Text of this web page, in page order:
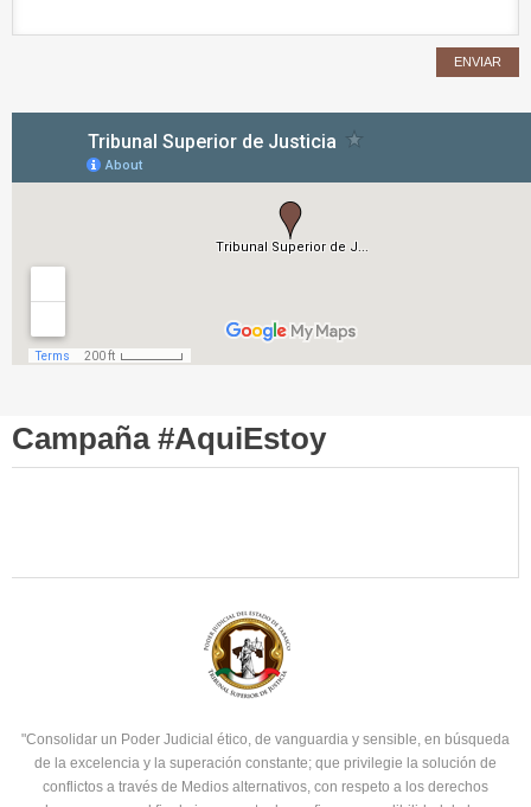
ENVIAR
Campaña #AquiEstoy
"Consolidar un Poder Judicial ético, de vanguardia y sensible, en búsqueda
de la excelencia y la superación constante; que privilegie la solución de
conflictos a través de Medios alternativos, con respeto a los derechos